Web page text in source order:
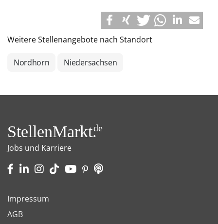
Weitere Stellenangebote nach Standort
Nordhorn Niedersachsen
StellenMarkt.de
Jobs und Karriere
Impressum
AGB